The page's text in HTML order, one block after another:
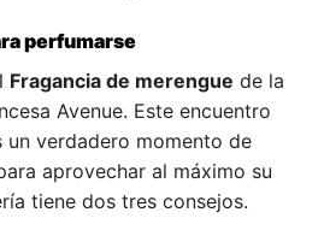
perfumarse
Fragancia de merengue de la
Avenue. Este encuentro
verdadero momento de
aprovechar al máximo su
tiene dos tres consejos.